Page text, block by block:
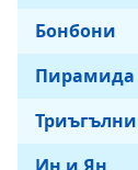
Бонбони
Пирамида